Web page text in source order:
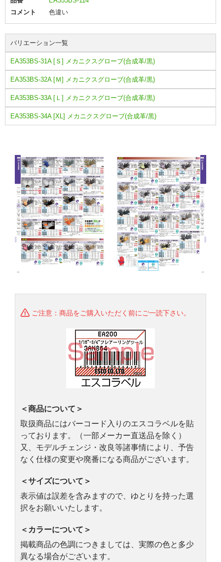
コメント
色違い
バリエーション一覧
EA353BS-31A [Ｓ] メカニクスグローブ(合成革/黒)
EA353BS-32A [Ｍ] メカニクスグローブ(合成革/黒)
EA353BS-33A [Ｌ] メカニクスグローブ(合成革/黒)
EA353BS-34A [XL] メカニクスグローブ(合成革/黒)
ご注意：商品をご購入いただく前にご一読下さい。
＜商品について＞
取扱商品にはバーコード入りのエスコラベルを貼
っております。（一部メーカー直送品を除く）
又、モデルチェンジ・改良等諸事情により、予告
なく仕様の変更や廃番になる商品がございます。
＜サイズについて＞
表示値は誤差を含みますので、ゆとりを持った選
択をお願いいたします。
＜カラーについて＞
掲載商品の色調につきましては、実際の色と多少
異なる場合がございます。